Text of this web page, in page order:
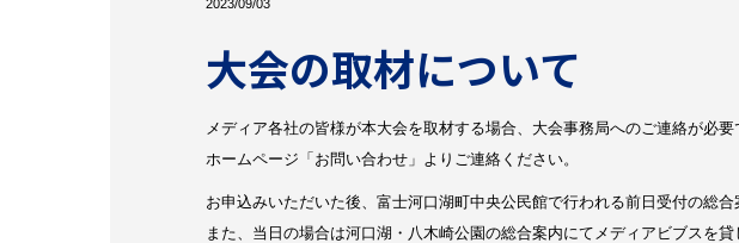
2023/09/03
大会の取材について
メディア各社の皆様が本大会を取材する場合、大会事務局へのご連絡が必要
ホームページ「お問い合わせ」よりご連絡ください。
お申込みいただいた後、富士河口湖町中央公民館で行われる前日受付の総
また、当日の場合は河口湖・八木崎公園の総合案内にてメディアビブスを貸